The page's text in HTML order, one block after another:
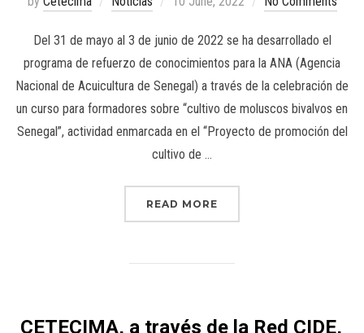
Del 31 de mayo al 3 de junio de 2022 se ha desarrollado el
programa de refuerzo de conocimientos para la ANA (Agencia
Nacional de Acuicultura de Senegal) a través de la celebración de
un curso para formadores sobre “cultivo de moluscos bivalvos en
Senegal”, actividad enmarcada en el “Proyecto de promoción del
cultivo de …
READ MORE
CETECIMA, a través de la Red CIDE,